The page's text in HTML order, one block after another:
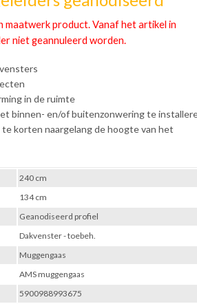
maatwerk product. Vanaf het artikel in
niet geannuleerd worden.
in de ruimte
binnen- en/of buitenzonwering te
korten naargelang de hoogte van het
240 cm
134 cm
Geanodiseerd profiel
Dakvenster - toebeh.
Muggengaas
AMS muggengaas
5900988993675